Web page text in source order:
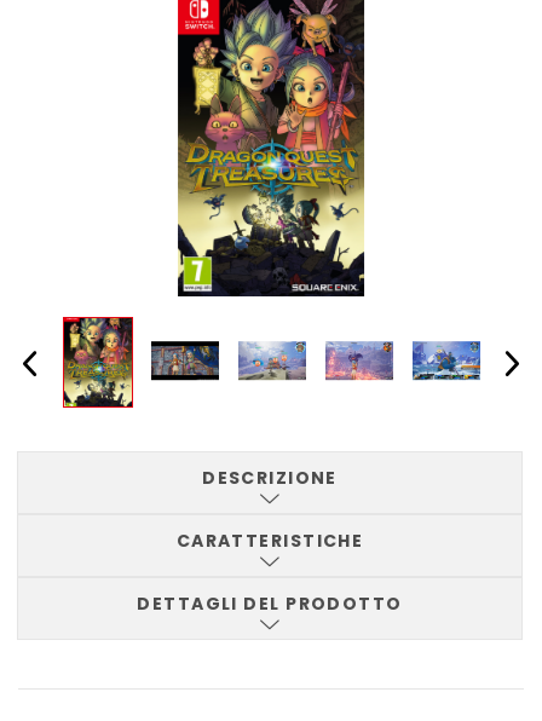
DESCRIZIONE
CARATTERISTICHE
DETTAGLI DEL PRODOTTO